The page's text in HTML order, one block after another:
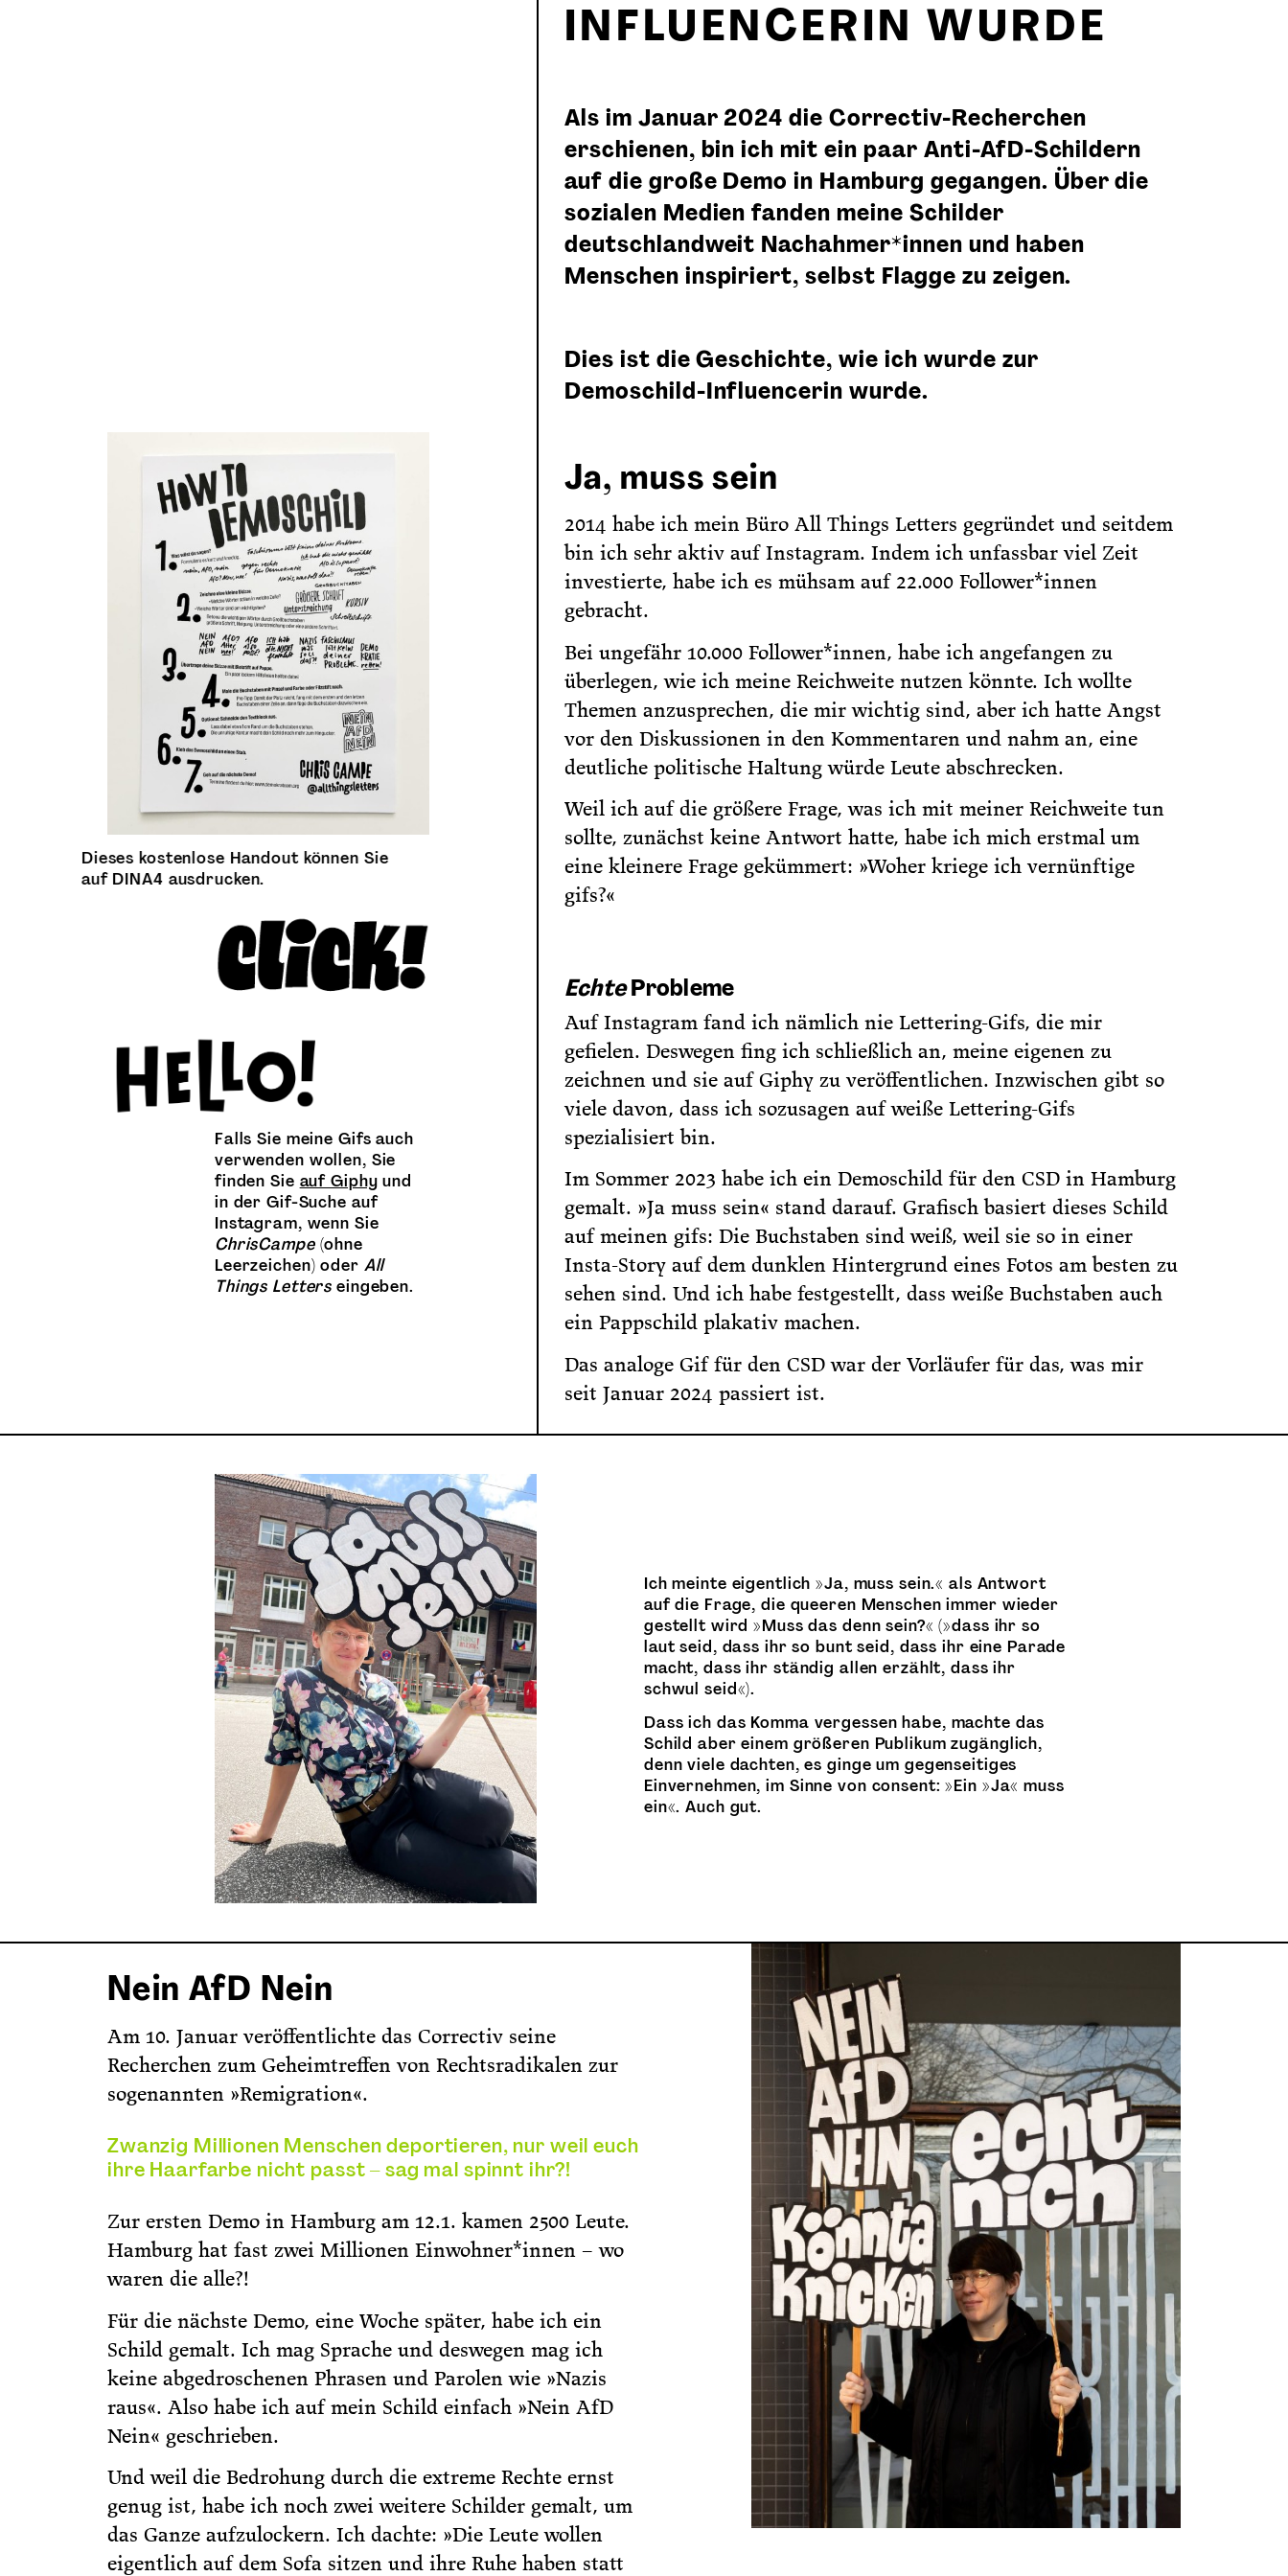
INFLUENCERIN WURDE
Als im Januar 2024 die Correctiv-Recherchen
erschienen, bin ich mit ein paar Anti-AfD-Schildern
auf die große Demo in Hamburg gegangen. Über die
sozialen Medien fanden meine Schilder
deutschlandweit Nachahmer*innen und haben
Menschen inspiriert, selbst Flagge zu zeigen.
Dies ist die Geschichte, wie ich wurde zur
Demoschild-Influencerin wurde.
Dieses kostenlose Handout können Sie
auf DINA4 ausdrucken.
Falls Sie meine Gifs auch
verwenden wollen, Sie
finden Sie auf Giphy und
in der Gif-Suche auf
Instagram, wenn Sie
ChrisCampe(ohne
Leerzeichen) oder All
Things Letters eingeben.
Ja, muss sein
2014 habe ich mein Büro All Things Letters gegründet und seitdem
bin ich sehr aktiv auf Instagram. Indem ich unfassbar viel Zeit
investierte, habe ich es mühsam auf 22.000 Follower*innen
gebracht.
Bei ungefähr 10.000 Follower*innen, habe ich angefangen zu
überlegen, wie ich meine Reichweite nutzen könnte. Ich wollte
Themen anzusprechen, die mir wichtig sind, aber ich hatte Angst
vor den Diskussionen in den Kommentaren und nahm an, eine
deutliche politische Haltung würde Leute abschrecken.
Weil ich auf die größere Frage, was ich mit meiner Reichweite tun
sollte, zunächst keine Antwort hatte, habe ich mich erstmal um
eine kleinere Frage gekümmert: »Woher kriege ich vernünftige
gifs?«
EchteProbleme
Auf Instagram fand ich nämlich nie Lettering-Gifs, die mir
gefielen. Deswegen fing ich schließlich an, meine eigenen zu
zeichnen und sie auf Giphy zu veröffentlichen. Inzwischen gibt so
viele davon, dass ich sozusagen auf weiße Lettering-Gifs
spezialisiert bin.
Im Sommer 2023 habe ich ein Demoschild für den CSD in Hamburg
gemalt. »Ja muss sein« stand darauf. Grafisch basiert dieses Schild
auf meinen gifs: Die Buchstaben sind weiß, weil sie so in einer
Insta-Story auf dem dunklen Hintergrund eines Fotos am besten zu
sehen sind. Und ich habe festgestellt, dass weiße Buchstaben auch
ein Pappschild plakativ machen.
Das analoge Gif für den CSD war der Vorläufer für das, was mir
seit Januar 2024 passiert ist.
Ich meinte eigentlich »Ja, muss sein.« als Antwort
auf die Frage, die queeren Menschen immer wieder
gestellt wird »Muss das denn sein?« (»dass ihr so
laut seid, dass ihr so bunt seid, dass ihr eine Parade
macht, dass ihr ständig allen erzählt, dass ihr
schwul seid«).
Dass ich das Komma vergessen habe, machte das
Schild aber einem größeren Publikum zugänglich,
denn viele dachten, es ginge um gegenseitiges
Einvernehmen, im Sinne von consent: »Ein »Ja« muss
ein«. Auch gut.
Nein AfD Nein
Am 10. Januar veröffentlichte das Correctiv seine
Recherchen zum Geheimtreffen von Rechtsradikalen zur
sogenannten »Remigration«.
Zwanzig Millionen Menschen deportieren, nur weil euch
ihre Haarfarbe nicht passt – sag mal spinnt ihr?!
Zur ersten Demo in Hamburg am 12.1. kamen 2500 Leute.
Hamburg hat fast zwei Millionen Einwohner*innen – wo
waren die alle?!
Für die nächste Demo, eine Woche später, habe ich ein
Schild gemalt. Ich mag Sprache und deswegen mag ich
keine abgedroschenen Phrasen und Parolen wie »Nazis
raus«. Also habe ich auf mein Schild einfach »Nein AfD
Nein« geschrieben.
Und weil die Bedrohung durch die extreme Rechte ernst
genug ist, habe ich noch zwei weitere Schilder gemalt, um
das Ganze aufzulockern. Ich dachte: »Die Leute wollen
eigentlich auf dem Sofa sitzen und ihre Ruhe haben statt